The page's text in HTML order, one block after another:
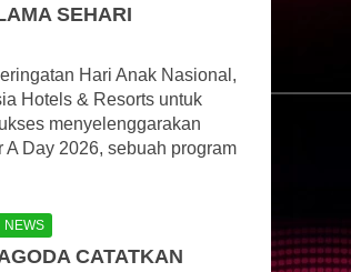
SEHARI
Hari Anak Nasional,
Hotels & Resorts untuk
menyelenggarakan
A Day 2026, sebuah program
NEWS
CATATKAN